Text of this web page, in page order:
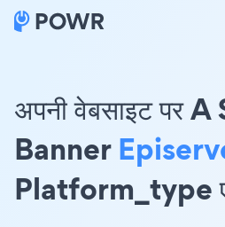
अपनी वेबसाइट पर
Banner
Platform_type